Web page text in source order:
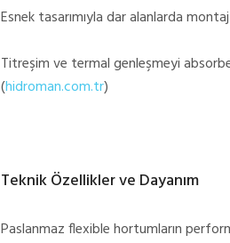
Esnek tasarımıyla dar alanlarda
Titreşim ve termal genleşmeyi
(hidroman.com.tr)
Teknik Özellikler ve Dayanım
Paslanmaz flexible hortumların